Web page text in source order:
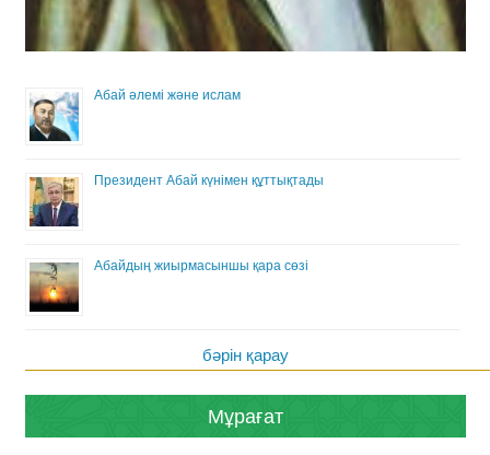
Абай әлемі және ислам
Президент Абай күнімен құттықтады
Абайдың жиырмасыншы қара сөзі
бәрін қарау
Мұрағат